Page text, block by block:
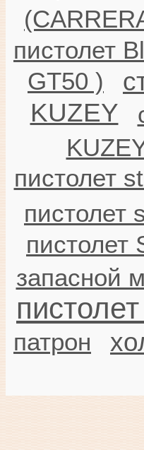
пистолет
GT50 )
KUZEY
пистолет
пистолет
пистолет
запасной
патрон